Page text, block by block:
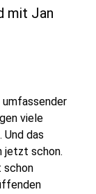
mit Jan
umfassender
viele
das
jetzt schon.
schon